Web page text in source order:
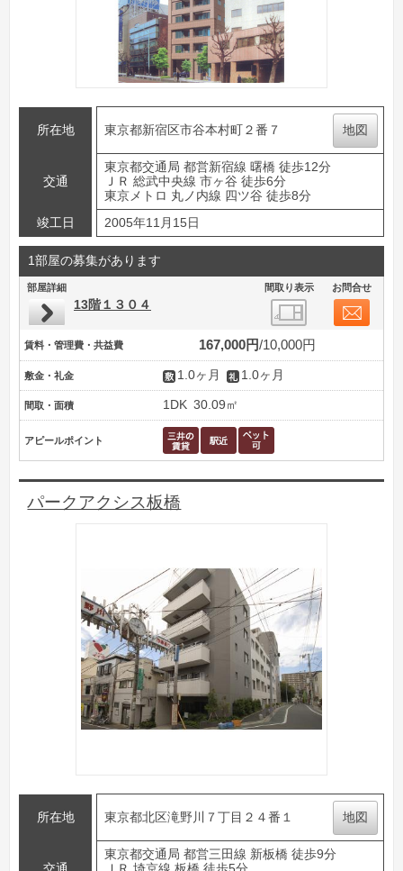
所在地 東京都新宿区市谷本村町２番７ 地図
交通
東京都交通局 都営新宿線 曙橋 徒歩12分
ＪＲ 総武中央線 市ヶ谷 徒歩6分
東京メトロ 丸ノ内線 四ツ谷 徒歩8分
竣工日
2005年11月15日
1部屋の募集があります
部屋詳細 間取り表示 お問合せ
13階１３０４
賃料・管理費・共益費 167,000円 10,000円
敷金・礼金 1.0ヶ月 1.0ヶ月
間取・面積 1DK 30.09㎡
アピールポイント
パークアクシス板橋
所在地 東京都北区滝野川７丁目２４番１ 地図
東京都交通局 都営三田線 新板橋 徒歩9分